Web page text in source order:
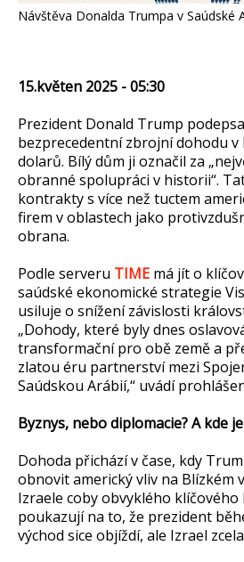
Návštěva Donalda Trumpa v Saúdské
15.květen 2025 - 05:30
Prezident Donald Trump
bezprecedentní zbrojní dohodu
dolarů. Bílý dům ji označil za
obranné spolupráci v historii“.
kontrakty s více než tuctem
firem v oblastech jako
obrana.
Podle serveru TIME má jít o
saúdské ekonomické strategie
usiluje o snížení závislosti
„Dohody, které byly dnes
transformační pro obě země a
zlatou éru partnerství mezi
Saúdskou Arábií,“ uvádí
Byznys, nebo diplomacie? A kde
Dohoda přichází v čase, kdy
obnovit americký vliv na Blízkém
Izraele coby obvyklého klíčového
poukazují na to, že prezident
východ sice objíždí, ale Izrael